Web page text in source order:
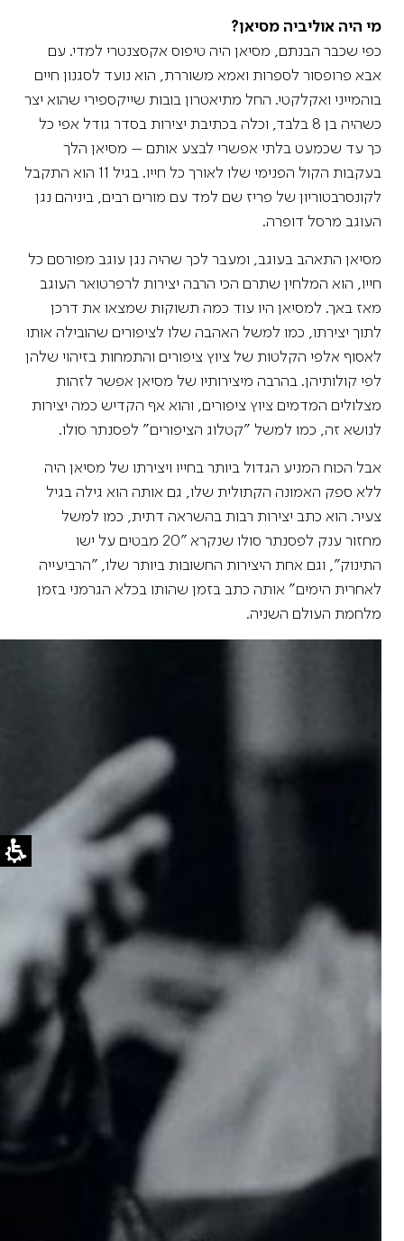
מי היה אוליביה מסיאן?
כפי שכבר הבנתם, מסיאן היה טיפוס אקסצנטרי למדי. עם
אבא פרופסור לספרות ואמא משוררת, הוא נועד לסגנון חיים
בוהמייני ואקלקטי. החל מתיאטרון בובות שייקספירי שהוא יצר
כשהיה בן 8 בלבד, וכלה בכתיבת יצירות בסדר גודל אפי כל
כך עד שכמעט בלתי אפשרי לבצע אותם – מסיאן הלך
בעקבות הקול הפנימי שלו לאורך כל חייו. בגיל 11 הוא התקבל
לקונסרבטוריון של פריז שם למד עם מורים רבים, ביניהם נגן
העוגב מרסל דופרה.
מסיאן התאהב בעוגב, ומעבר לכך שהיה נגן עוגב מפורסם כל
חייו, הוא המלחין שתרם הכי הרבה יצירות לרפרטואר העוגב
מאז באך. למסיאן היו עוד כמה תשוקות שמצאו את דרכן
לתוך יצירתו, כמו למשל האהבה שלו לציפורים שהובילה אותו
לאסוף אלפי הקלטות של ציוץ ציפורים והתמחות בזיהוי שלהן
לפי קולותיהן. בהרבה מיצירותיו של מסיאן אפשר לזהות
מצלולים המדמים ציוץ ציפורים, והוא אף הקדיש כמה יצירות
לנושא זה, כמו למשל "קטלוג הציפורים" לפסנתר סולו.
אבל הכוח המניע הגדול ביותר בחייו ויצירתו של מסיאן היה
ללא ספק האמונה הקתולית שלו, גם אותה הוא גילה בגיל
צעיר. הוא כתב יצירות רבות בהשראה דתית, כמו למשל
מחזור ענק לפסנתר סולו שנקרא "20 מבטים על ישו
התינוק", וגם אחת היצירות החשובות ביותר שלו, "הרביעייה
לאחרית הימים" אותה כתב בזמן שהותו בכלא הגרמני בזמן
מלחמת העולם השניה.